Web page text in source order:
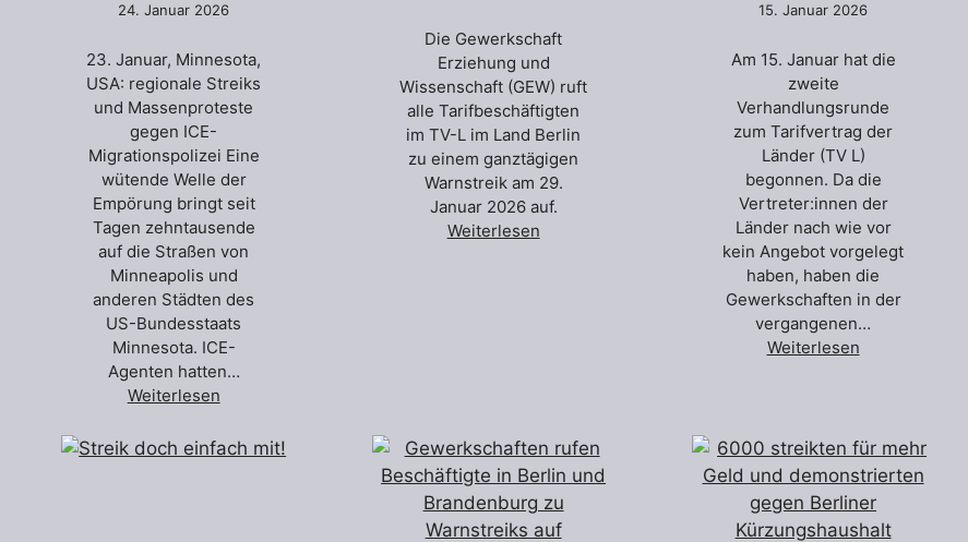
24. Januar 2026
23. Januar, Minnesota,
USA: regionale Streiks
und Massenproteste
gegen ICE-
Migrationspolizei Eine
wütende Welle der
Empörung bringt seit
Tagen zehntausende
auf die Straßen von
Minneapolis und
anderen Städten des
US-Bundesstaats
Minnesota. ICE-
Agenten hatten…
Weiterlesen
Die Gewerkschaft
Erziehung und
Wissenschaft (GEW) ruft
alle Tarifbeschäftigten
im TV-L im Land Berlin
zu einem ganztägigen
Warnstreik am 29.
Januar 2026 auf.
Weiterlesen
15. Januar 2026
Am 15. Januar hat die
zweite
Verhandlungsrunde
zum Tarifvertrag der
Länder (TV L)
begonnen. Da die
Vertreter:innen der
Länder nach wie vor
kein Angebot vorgelegt
haben, haben die
Gewerkschaften in der
vergangenen…
Weiterlesen